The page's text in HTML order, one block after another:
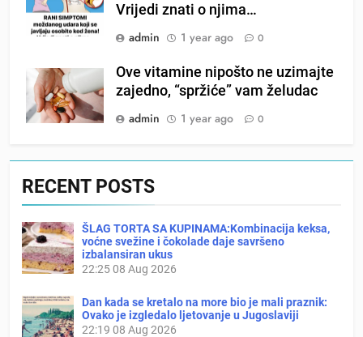
Vrijedi znati o njima…
admin
1 year ago 0
Ove vitamine nipošto ne uzimajte
zajedno, “spržiće” vam želudac
admin
1 year ago 0
RECENT POSTS
ŠLAG TORTA SA KUPINAMA:Kombinacija keksa,
voćne svežine i čokolade daje savršeno
izbalansiran ukus
22:2508 Aug 2026
Dan kada se kretalo na more bio je mali praznik:
Ovako je izgledalo ljetovanje u Jugoslaviji
22:19 08 Aug 2026